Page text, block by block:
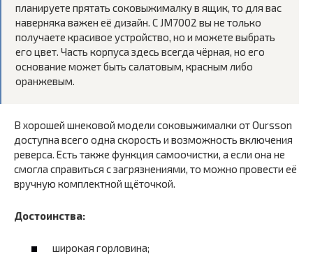
планируете прятать соковыжималку в ящик, то для вас
наверняка важен её дизайн. С JM7002 вы не только
получаете красивое устройство, но и можете выбрать
его цвет. Часть корпуса здесь всегда чёрная, но его
основание может быть салатовым, красным либо
оранжевым.
В хорошей шнековой модели соковыжималки от Oursson
доступна всего одна скорость и возможность включения
реверса. Есть также функция самоочистки, а если она не
смогла справиться с загрязнениями, то можно провести её
вручную комплектной щёточкой.
Достоинства:
широкая горловина;